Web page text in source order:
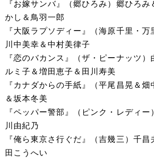
『お嫁サンバ』（郷ひろみ）郷ひろみ
かし＆鳥羽一郎
『大阪ラプソディー』（海原千里・万
川中美幸＆中村美律子
『恋のバカンス』（ザ・ピーナッツ）
ルミ子＆増田恵子＆田川寿美
『カナダからの手紙』（平尾昌晃＆
＆坂本冬美
『ペッパー警部』（ピンク・レディ
川由紀乃
『俺ら東京さ行ぐだ』（吉幾三）千
田こうへい